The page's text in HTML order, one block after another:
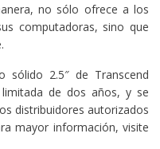
no sólo ofrece a los
computadoras, sino que
sólido 2.5″ de Transcend
de dos años, y se
distribuidores autorizados
mayor información, visite